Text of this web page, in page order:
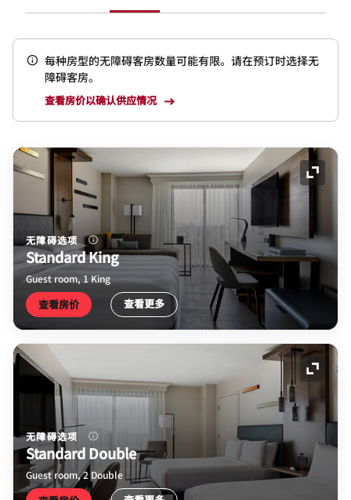
每种房型的无障碍客房数量可能有限。请在预订时选择无
障碍客房。
查看房价以确认供应情况
展开
无障碍选项
Standard King
Guest room, 1 King
查看房价 查看更多
展开
无障碍选项
Standard Double
Guest room, 2 Double